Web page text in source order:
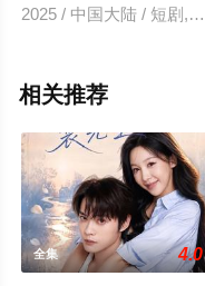
2025 / 中国大陆 / 短剧,
相关推荐
全集 4.0